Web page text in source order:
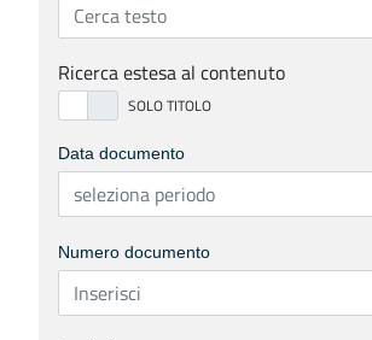
Ricerca estesa al contenuto
Data documento
Numero documento